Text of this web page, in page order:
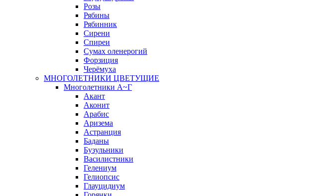
Розы
Рябины
Рябинник
Сирени
Спиреи
Сумах оленерогий
Форзиция
Черёмуха
МНОГОЛЕТНИКИ ЦВЕТУЩИЕ
Многолетники А~Г
Акант
Аконит
Арабис
Аризема
Астранция
Баданы
Бузульники
Василистники
Гелениум
Гелиопсис
Глауцидиум